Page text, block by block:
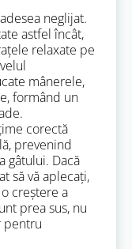
neglijat.
astfel încât,
relaxate pe
mânerele,
formând un
corectă
prevenind
gâtului. Dacă
să vă aplecați,
creștere a
prea sus, nu
pentru